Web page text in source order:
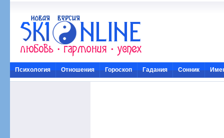
Психология Отношения Гороскоп Гадания Сонник